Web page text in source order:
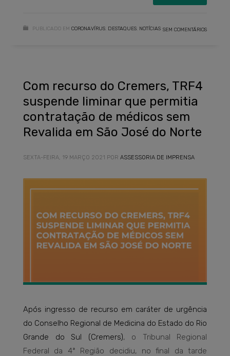
PUBLICADO EM CORONAVÍRUS DESTAQUES NOTÍCIAS SEM COMENTÁRIOS
Com recurso do Cremers, TRF4
suspende liminar que permitia
contratação de médicos sem
Revalida em São José do Norte
SEXTA-FEIRA, 19 MARÇO 2021 POR ASSESSORIA DE IMPRENSA
Após ingresso de recurso em caráter de urgência
do Conselho Regional de Medicina do Estado do Rio
Grande do Sul (Cremers), o Tribunal Regional
Federal da 4ª Região decidiu, no final da tarde